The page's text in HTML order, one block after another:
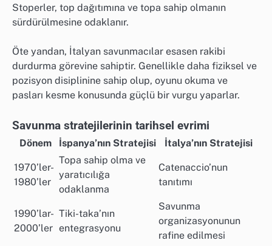
Stoperler, top dağıtımına ve topa sahip olmanın
sürdürülmesine odaklanır.
Öte yandan, İtalyan savunmacılar esasen rakibi
durdurma görevine sahiptir. Genellikle daha fiziksel ve
pozisyon disiplinine sahip olup, oyunu okuma ve
pasları kesme konusunda güçlü bir vurgu yaparlar.
Savunma stratejilerinin tarihsel evrimi
Dönem İspanya’nın Stratejisi İtalya’nın Stratejisi
1970’ler-
1980’ler
Topa sahip olma ve
yaratıcılığa
odaklanma
Catenaccio’nun
tanıtımı
1990’lar-
2000’ler
Tiki-taka’nın
entegrasyonu
Savunma
organizasyonunun
rafine edilmesi